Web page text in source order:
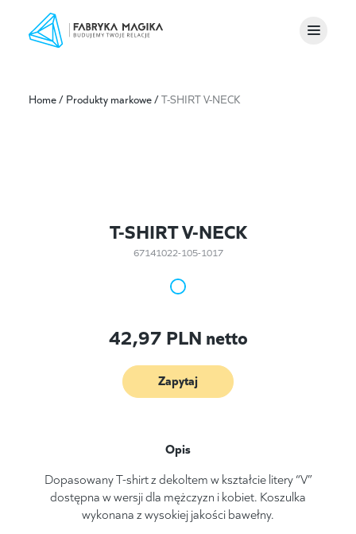
Home/ Produkty markowe/T-SHIRT V-NECK
T-SHIRT V-NECK
67141022-105-1017
42,97 PLN netto
Zapytaj
Opis
Dopasowany T-shirt z dekoltem w kształcie litery “V”
dostępna w wersji dla mężczyzn i kobiet. Koszulka
wykonana z wysokiej jakości bawełny.